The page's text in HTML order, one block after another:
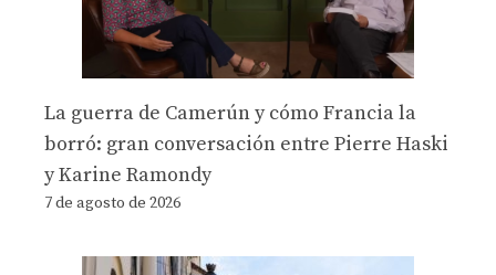
La guerra de Camerún y cómo Francia la
borró: gran conversación entre Pierre Haski
y Karine Ramondy
7 de agosto de 2026